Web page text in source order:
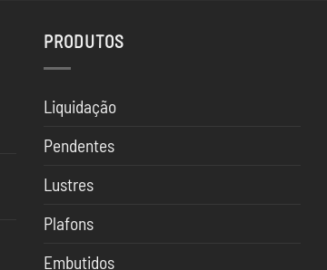
PRODUTOS
Liquidação
Pendentes
Lustres
Plafons
Embutidos